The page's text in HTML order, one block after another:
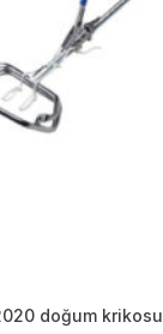
doğum krikosu